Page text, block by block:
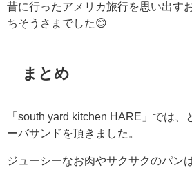
昔に行ったアメリカ旅行を思い出す
ちそうさまでした😊
まとめ
「south yard kitchen HARE」では、
ーバサンドを頂きました。
ジューシーなお肉やサクサクのパン